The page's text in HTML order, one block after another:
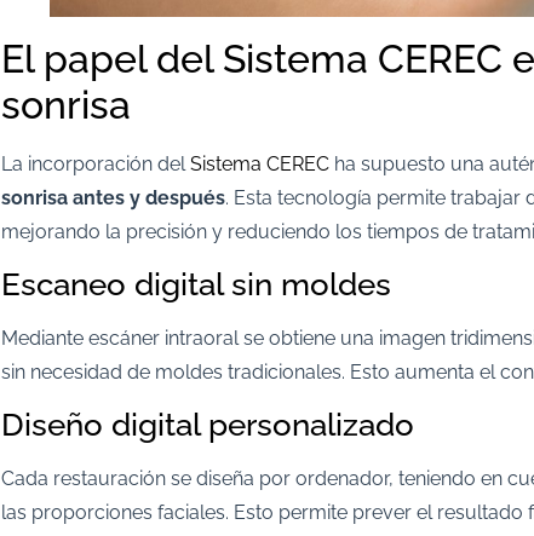
El papel del Sistema CEREC
sonrisa
La incorporación del Sistema CEREC ha supuesto una
sonrisa antes y después. Esta tecnología permite
mejorando la precisión y reduciendo los tiempos de
Escaneo digital sin moldes
Mediante escáner intraoral se obtiene una imagen
sin necesidad de moldes tradicionales. Esto aumenta el
Diseño digital personalizado
Cada restauración se diseña por ordenador, teniendo en
las proporciones faciales. Esto permite prever el resultado